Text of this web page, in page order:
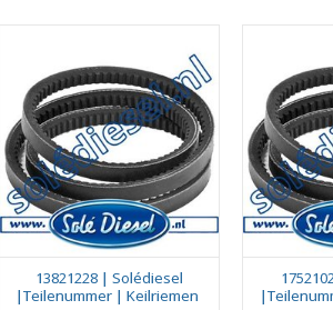
13821228 | Solédiesel
|Teilenummer | Keilriemen